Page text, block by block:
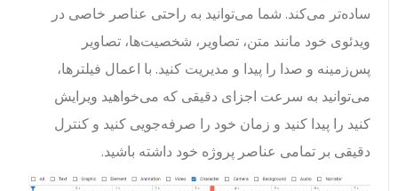
ساده‌تر می‌کند. شما می‌توانید به راحتی عناصر خاصی در
ویدئوی خود مانند متن، تصاویر، شخصیت‌ها، تصاویر
پس‌زمینه و صدا را پیدا و مدیریت کنید. با اعمال فیلترها،
می‌توانید به سرعت اجزای دقیقی که می‌خواهید ویرایش
کنید را پیدا کنید و زمان خود را صرفه‌جویی کنید و کنترل
دقیقی بر تمامی عناصر پروژه خود داشته باشید.